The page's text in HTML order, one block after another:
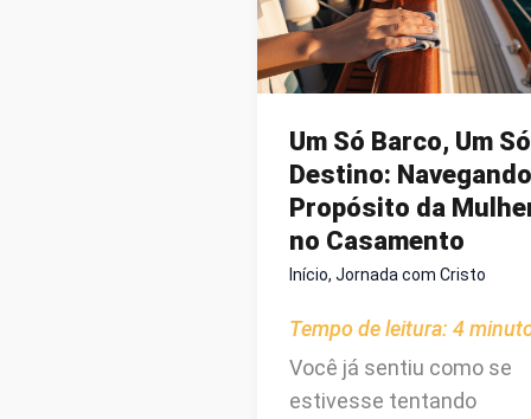
Um Só Barco, Um Só
Destino:
Propósito da
no Casamento
Início, Jornada com Cristo
Tempo de leitura: 4
Você já sentiu como se
estivesse tentando